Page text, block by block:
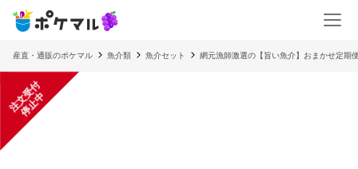
産直・通販のポケマル 魚介類 魚介セット 網元漁師激選の【旨い魚介】おまかせ定期
注
文
受
付
停
止
中